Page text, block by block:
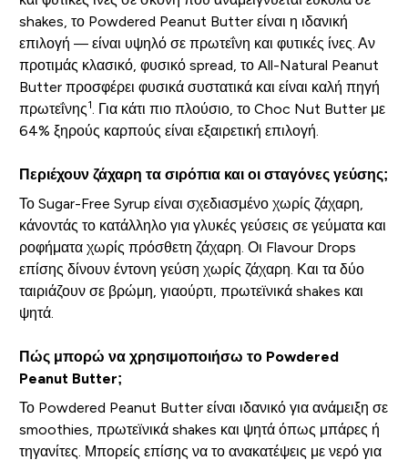
shakes, το Powdered Peanut Butter είναι η ιδανική
επιλογή — είναι υψηλό σε πρωτεΐνη και φυτικές ίνες. Αν
προτιμάς κλασικό, φυσικό spread, το All-Natural Peanut
Butter προσφέρει φυσικά συστατικά και είναι καλή πηγή
πρωτεΐνης1
. Για κάτι πιο πλούσιο, το Choc Nut Butter με
64% ξηρούς καρπούς είναι εξαιρετική επιλογή.
Περιέχουν ζάχαρη τα σιρόπια και οι σταγόνες γεύσης;
Το Sugar-Free Syrup είναι σχεδιασμένο χωρίς ζάχαρη,
κάνοντάς το κατάλληλο για γλυκές γεύσεις σε γεύματα και
ροφήματα χωρίς πρόσθετη ζάχαρη. Οι Flavour Drops
επίσης δίνουν έντονη γεύση χωρίς ζάχαρη. Και τα δύο
ταιριάζουν σε βρώμη, γιαούρτι, πρωτεϊνικά shakes και
ψητά.
Πώς μπορώ να χρησιμοποιήσω το Powdered
Peanut Butter;
Το Powdered Peanut Butter είναι ιδανικό για ανάμειξη σε
smoothies, πρωτεϊνικά shakes και ψητά όπως μπάρες ή
τηγανίτες. Μπορείς επίσης να το ανακατέψεις με νερό για